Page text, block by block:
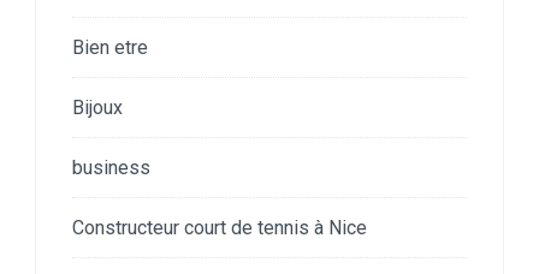
Bien etre
Bijoux
business
Constructeur court de tennis à Nice